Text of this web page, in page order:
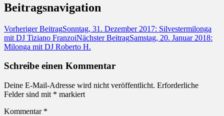
Beitragsnavigation
Vorheriger BeitragSonntag, 31. Dezember 2017: Silvestermilonga
mit DJ Tiziano FranzoiNächster BeitragSamstag, 20. Januar 2018:
Milonga mit DJ Roberto H.
Schreibe einen Kommentar
Deine E-Mail-Adresse wird nicht veröffentlicht. Erforderliche
Felder sind mit * markiert
Kommentar *